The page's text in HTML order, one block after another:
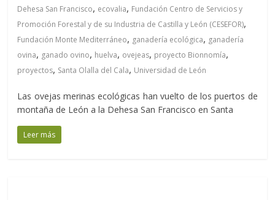
Dehesa San Francisco, ecovalia, Fundación Centro de Servicios y
Promoción Forestal y de su Industria de Castilla y León (CESEFOR),
Fundación Monte Mediterráneo, ganadería ecológica, ganadería
ovina, ganado ovino, huelva, ovejeas, proyecto Bionnomía,
proyectos, Santa Olalla del Cala, Universidad de León
Las ovejas merinas ecológicas han vuelto de los puertos de
montaña de León a la Dehesa San Francisco en Santa
Leer más